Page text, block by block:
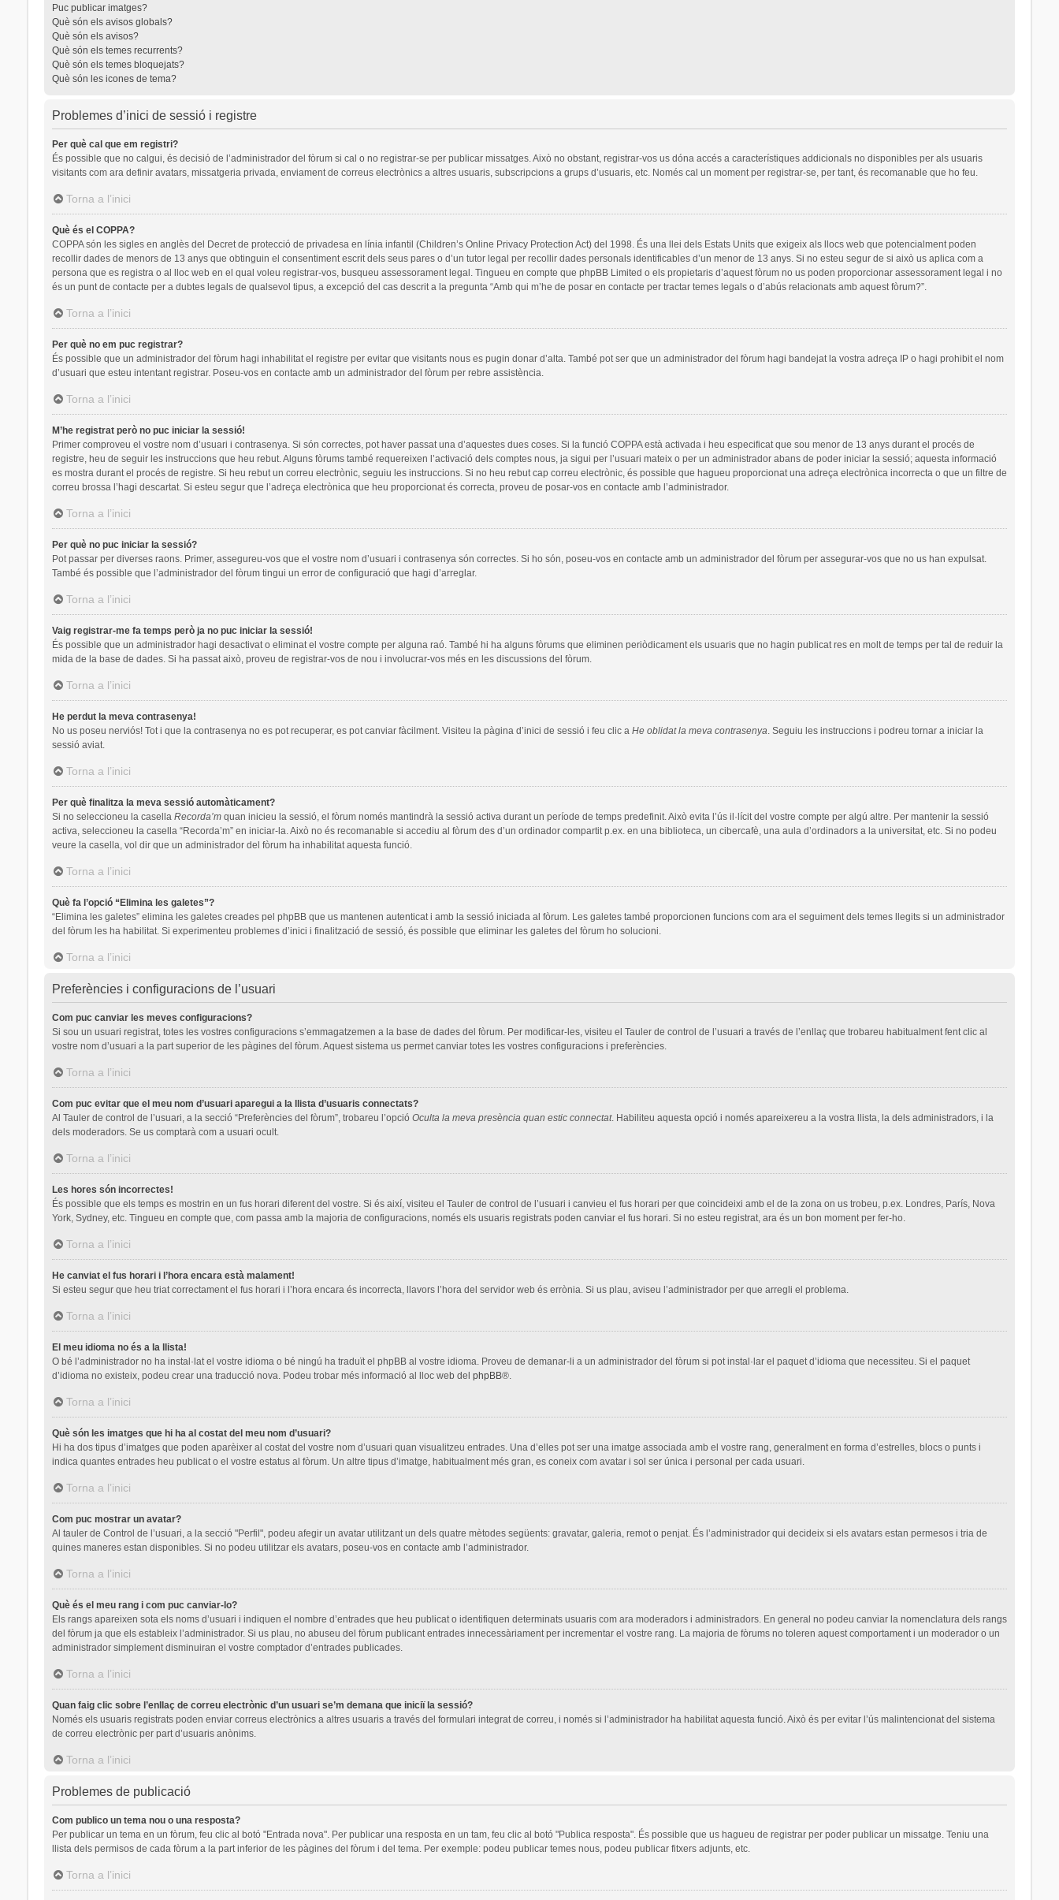
Puc publicar imatges?
Què són els avisos globals?
Què són els avisos?
Què són els temes recurrents?
Què són els temes bloquejats?
Què són les icones de tema?
Problemes d’inici de sessió i registre
Per què cal que em registri?
És possible que no calgui, és decisió de l’administrador del fòrum si cal o no registrar-se per publicar missatges. Això no obstant, registrar-vos us dóna accés a característiques addicionals no disponibles per als usuaris
visitants com ara definir avatars, missatgeria privada, enviament de correus electrònics a altres usuaris, subscripcions a grups d’usuaris, etc. Només cal un moment per registrar-se, per tant, és recomanable que ho feu.
Torna a l’inici
Què és el COPPA?
COPPA són les sigles en anglès del Decret de protecció de privadesa en línia infantil (Children’s Online Privacy Protection Act) del 1998. És una llei dels Estats Units que exigeix als llocs web que potencialment poden
recollir dades de menors de 13 anys que obtinguin el consentiment escrit dels seus pares o d’un tutor legal per recollir dades personals identificables d’un menor de 13 anys. Si no esteu segur de si això us aplica com a
persona que es registra o al lloc web en el qual voleu registrar-vos, busqueu assessorament legal. Tingueu en compte que phpBB Limited o els propietaris d’aquest fòrum no us poden proporcionar assessorament legal i no
és un punt de contacte per a dubtes legals de qualsevol tipus, a excepció del cas descrit a la pregunta “Amb qui m’he de posar en contacte per tractar temes legals o d’abús relacionats amb aquest fòrum?”.
Torna a l’inici
Per què no em puc registrar?
És possible que un administrador del fòrum hagi inhabilitat el registre per evitar que visitants nous es pugin donar d’alta. També pot ser que un administrador del fòrum hagi bandejat la vostra adreça IP o hagi prohibit el nom
d’usuari que esteu intentant registrar. Poseu-vos en contacte amb un administrador del fòrum per rebre assistència.
Torna a l’inici
M’he registrat però no puc iniciar la sessió!
Primer comproveu el vostre nom d’usuari i contrasenya. Si són correctes, pot haver passat una d’aquestes dues coses. Si la funció COPPA està activada i heu especificat que sou menor de 13 anys durant el procés de
registre, heu de seguir les instruccions que heu rebut. Alguns fòrums també requereixen l’activació dels comptes nous, ja sigui per l’usuari mateix o per un administrador abans de poder iniciar la sessió; aquesta informació
es mostra durant el procés de registre. Si heu rebut un correu electrònic, seguiu les instruccions. Si no heu rebut cap correu electrònic, és possible que hagueu proporcionat una adreça electrònica incorrecta o que un filtre de
correu brossa l’hagi descartat. Si esteu segur que l’adreça electrònica que heu proporcionat és correcta, proveu de posar-vos en contacte amb l’administrador.
Torna a l’inici
Per què no puc iniciar la sessió?
Pot passar per diverses raons. Primer, assegureu-vos que el vostre nom d’usuari i contrasenya són correctes. Si ho són, poseu-vos en contacte amb un administrador del fòrum per assegurar-vos que no us han expulsat.
També és possible que l’administrador del fòrum tingui un error de configuració que hagi d’arreglar.
Torna a l’inici
Vaig registrar-me fa temps però ja no puc iniciar la sessió!
És possible que un administrador hagi desactivat o eliminat el vostre compte per alguna raó. També hi ha alguns fòrums que eliminen periòdicament els usuaris que no hagin publicat res en molt de temps per tal de reduir la
mida de la base de dades. Si ha passat això, proveu de registrar-vos de nou i involucrar-vos més en les discussions del fòrum.
Torna a l’inici
He perdut la meva contrasenya!
No us poseu nerviós! Tot i que la contrasenya no es pot recuperar, es pot canviar fàcilment. Visiteu la pàgina d’inici de sessió i feu clic a He oblidat la meva contrasenya. Seguiu les instruccions i podreu tornar a iniciar la
sessió aviat.
Torna a l’inici
Per què finalitza la meva sessió automàticament?
Si no seleccioneu la casella Recorda’mquan inicieu la sessió, el fòrum només mantindrà la sessió activa durant un període de temps predefinit. Això evita l’ús il·lícit del vostre compte per algú altre. Per mantenir la sessió
activa, seleccioneu la casella “Recorda’m” en iniciar-la. Això no és recomanable si accediu al fòrum des d’un ordinador compartit p.ex. en una biblioteca, un cibercafè, una aula d’ordinadors a la universitat, etc. Si no podeu
veure la casella, vol dir que un administrador del fòrum ha inhabilitat aquesta funció.
Torna a l’inici
Què fa l’opció “Elimina les galetes”?
“Elimina les galetes” elimina les galetes creades pel phpBB que us mantenen autenticat i amb la sessió iniciada al fòrum. Les galetes també proporcionen funcions com ara el seguiment dels temes llegits si un administrador
del fòrum les ha habilitat. Si experimenteu problemes d’inici i finalització de sessió, és possible que eliminar les galetes del fòrum ho solucioni.
Torna a l’inici
Preferències i configuracions de l’usuari
Com puc canviar les meves configuracions?
Si sou un usuari registrat, totes les vostres configuracions s’emmagatzemen a la base de dades del fòrum. Per modificar-les, visiteu el Tauler de control de l’usuari a través de l’enllaç que trobareu habitualment fent clic al
vostre nom d’usuari a la part superior de les pàgines del fòrum. Aquest sistema us permet canviar totes les vostres configuracions i preferències.
Torna a l’inici
Com puc evitar que el meu nom d’usuari aparegui a la llista d’usuaris connectats?
Al Tauler de control de l’usuari, a la secció “Preferències del fòrum”, trobareu l’opció Oculta la meva presència quan estic connectat. Habiliteu aquesta opció i només apareixereu a la vostra llista, la dels administradors, i la
dels moderadors. Se us comptarà com a usuari ocult.
Torna a l’inici
Les hores són incorrectes!
És possible que els temps es mostrin en un fus horari diferent del vostre. Si és així, visiteu el Tauler de control de l’usuari i canvieu el fus horari per que coincideixi amb el de la zona on us trobeu, p.ex. Londres, París, Nova
York, Sydney, etc. Tingueu en compte que, com passa amb la majoria de configuracions, només els usuaris registrats poden canviar el fus horari. Si no esteu registrat, ara és un bon moment per fer-ho.
Torna a l’inici
He canviat el fus horari i l’hora encara està malament!
Si esteu segur que heu triat correctament el fus horari i l’hora encara és incorrecta, llavors l’hora del servidor web és errònia. Si us plau, aviseu l’administrador per que arregli el problema.
Torna a l’inici
El meu idioma no és a la llista!
O bé l’administrador no ha instal·lat el vostre idioma o bé ningú ha traduït el phpBB al vostre idioma. Proveu de demanar-li a un administrador del fòrum si pot instal·lar el paquet d’idioma que necessiteu. Si el paquet
d’idioma no existeix, podeu crear una traducció nova. Podeu trobar més informació al lloc web del phpBB®.
Torna a l’inici
Què són les imatges que hi ha al costat del meu nom d’usuari?
Hi ha dos tipus d’imatges que poden aparèixer al costat del vostre nom d’usuari quan visualitzeu entrades. Una d’elles pot ser una imatge associada amb el vostre rang, generalment en forma d’estrelles, blocs o punts i
indica quantes entrades heu publicat o el vostre estatus al fòrum. Un altre tipus d’imatge, habitualment més gran, es coneix com avatar i sol ser única i personal per cada usuari.
Torna a l’inici
Com puc mostrar un avatar?
Al tauler de Control de l’usuari, a la secció "Perfil", podeu afegir un avatar utilitzant un dels quatre mètodes següents: gravatar, galeria, remot o penjat. És l’administrador qui decideix si els avatars estan permesos i tria de
quines maneres estan disponibles. Si no podeu utilitzar els avatars, poseu-vos en contacte amb l’administrador.
Torna a l’inici
Què és el meu rang i com puc canviar-lo?
Els rangs apareixen sota els noms d’usuari i indiquen el nombre d’entrades que heu publicat o identifiquen determinats usuaris com ara moderadors i administradors. En general no podeu canviar la nomenclatura dels rangs
del fòrum ja que els estableix l’administrador. Si us plau, no abuseu del fòrum publicant entrades innecessàriament per incrementar el vostre rang. La majoria de fòrums no toleren aquest comportament i un moderador o un
administrador simplement disminuiran el vostre comptador d’entrades publicades.
Torna a l’inici
Quan faig clic sobre l’enllaç de correu electrònic d’un usuari se’m demana que iniciï la sessió?
Només els usuaris registrats poden enviar correus electrònics a altres usuaris a través del formulari integrat de correu, i només si l’administrador ha habilitat aquesta funció. Això és per evitar l’ús malintencionat del sistema
de correu electrònic per part d’usuaris anònims.
Torna a l’inici
Problemes de publicació
Com publico un tema nou o una resposta?
Per publicar un tema en un fòrum, feu clic al botó "Entrada nova". Per publicar una resposta en un tam, feu clic al botó "Publica resposta". És possible que us hagueu de registrar per poder publicar un missatge. Teniu una
llista dels permisos de cada fòrum a la part inferior de les pàgines del fòrum i del tema. Per exemple: podeu publicar temes nous, podeu publicar fitxers adjunts, etc.
Torna a l’inici